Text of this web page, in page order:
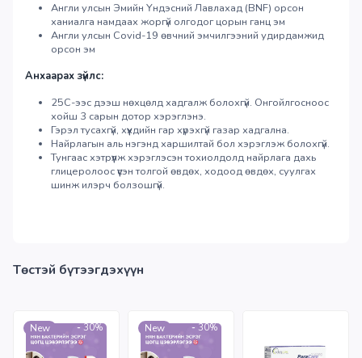
Англи улсын Эмийн Үндэсний Лавлахад (BNF) орсон
ханиалга намдаах жоргүй олгодог цорын ганц эм
Англи улсын Covid-19 өвчний эмчилгээний удирдамжид
орсон эм
Анхаарах зүйлс:
25С-ээс дээш нөхцөлд хадгалж болохгүй. Онгойлгосноос
хойш 3 сарын дотор хэрэглэнэ.
Гэрэл тусахгүй, хүүхдийн гар хүрэхгүй газар хадгална.
Найрлагын аль нэгэнд харшилтай бол хэрэглэж болохгүй.
Тунгаас хэтрүүлж хэрэглэсэн тохиолдолд найрлага дахь
глицеролоос үүсэн толгой өвдөх, ходоод өвдөх, суулгах
шинж илэрч болзошгүй.
Төстэй бүтээгдэхүүн
New - 30% New - 30%